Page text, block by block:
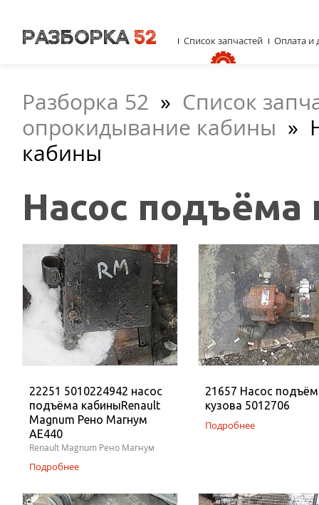
Разборка 52 » Список
опрокидывание кабины »
кабины
Насос подъёма
22251 5010224942 насос
подъёма кабиныRenault
Magnum Рено Магнум
AE440
Renault Magnum Рено Магнум
Подробнее
21657 Насос
кузова 5012706
Подробнее
Список запчастей Оплата и